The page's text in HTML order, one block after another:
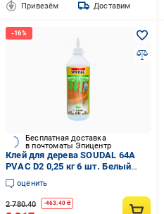
Привезём Доставим
Бесплатная доставка
в почтоматы Эпицентр
Клей для дерева SOUDAL 64А
PVAC D2 0,25 кг 6 шт. Белый
(000030000064002500)
оценить
2 780.40 -463.40 ₴